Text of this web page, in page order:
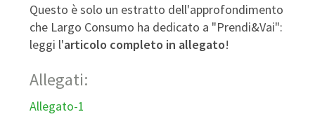
Questo è solo un estratto dell'approfondimento
che Largo Consumo ha dedicato a "Prendi&Vai":
leggi l'articolo completo in allegato!
Allegati:
Allegato-1